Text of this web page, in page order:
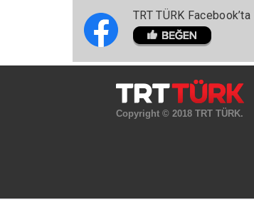
TRT TÜRK Facebook’ta
Copyright © 2018 TRT TÜRK.